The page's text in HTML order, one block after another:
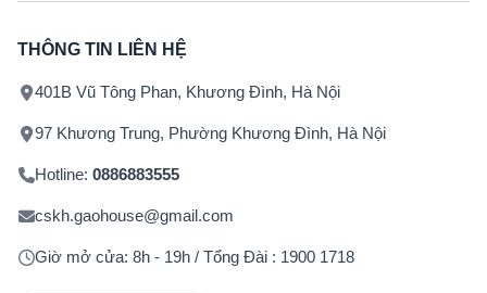
THÔNG TIN LIÊN HỆ
401B Vũ Tông Phan, Khương Đình, Hà Nội
97 Khương Trung, Phường Khương Đình, Hà Nội
Hotline: 0886883555
cskh.gaohouse@gmail.com
Giờ mở cửa: 8h - 19h / Tổng Đài : 1900 1718